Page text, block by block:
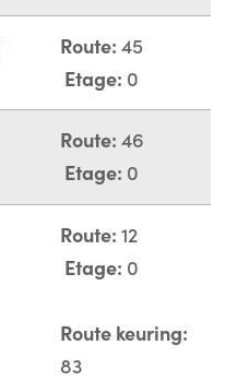
Route: 45
Etage: 0
Route: 46
Etage: 0
Route: 12
Etage: 0
Route keuring:
83